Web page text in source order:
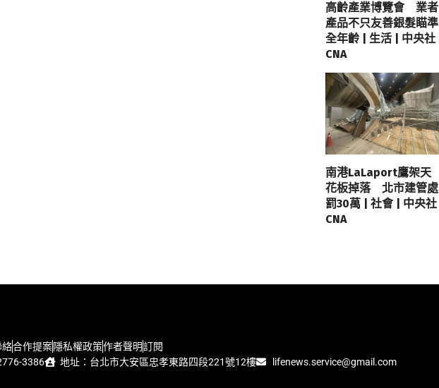
高齡產業博覽會 業者
產品不只友善銀髮瞄準
全年齡 | 生活 | 中央社
CNA
南港LaLaport鷹架天
花板掉落 北市建管處
罰30萬 | 社會 | 中央社
CNA
絡合作提案隱私權政策作者聲明訂閱
3386
地址：台北市大安區忠孝東路四段221號12樓 lifenews.service@gmail.com